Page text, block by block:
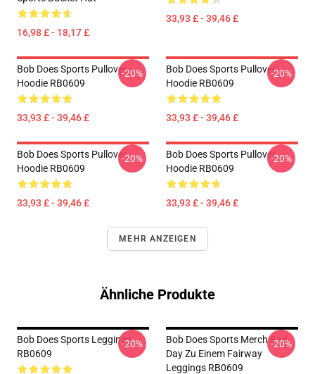
16,98 £ - 18,17 £
33,93 £ - 39,46 £
Bob Does Sports Pullover
Hoodie RB0609
33,93 £ - 39,46 £
-20%
Bob Does Sports Pullover
Hoodie RB0609
33,93 £ - 39,46 £
-20%
Bob Does Sports Pullover
Hoodie RB0609
33,93 £ - 39,46 £
-20%
Bob Does Sports Pullover
Hoodie RB0609
33,93 £ - 39,46 £
-20%
MEHR ANZEIGEN
Ähnliche Produkte
Bob Does Sports Leggings
RB0609
-20%
Bob Does Sports Merch Bad
Day Zu Einem Fairway
Leggings RB0609
-20%